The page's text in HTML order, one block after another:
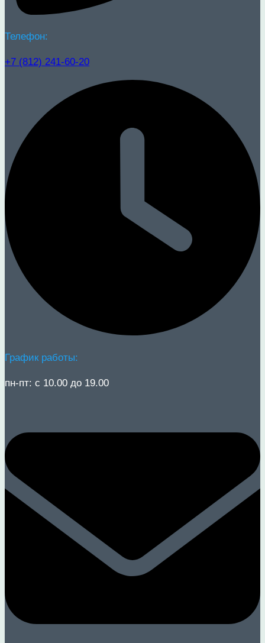
Телефон:
+7 (812) 241-60-20
График работы:
пн-пт: с 10.00 до 19.00